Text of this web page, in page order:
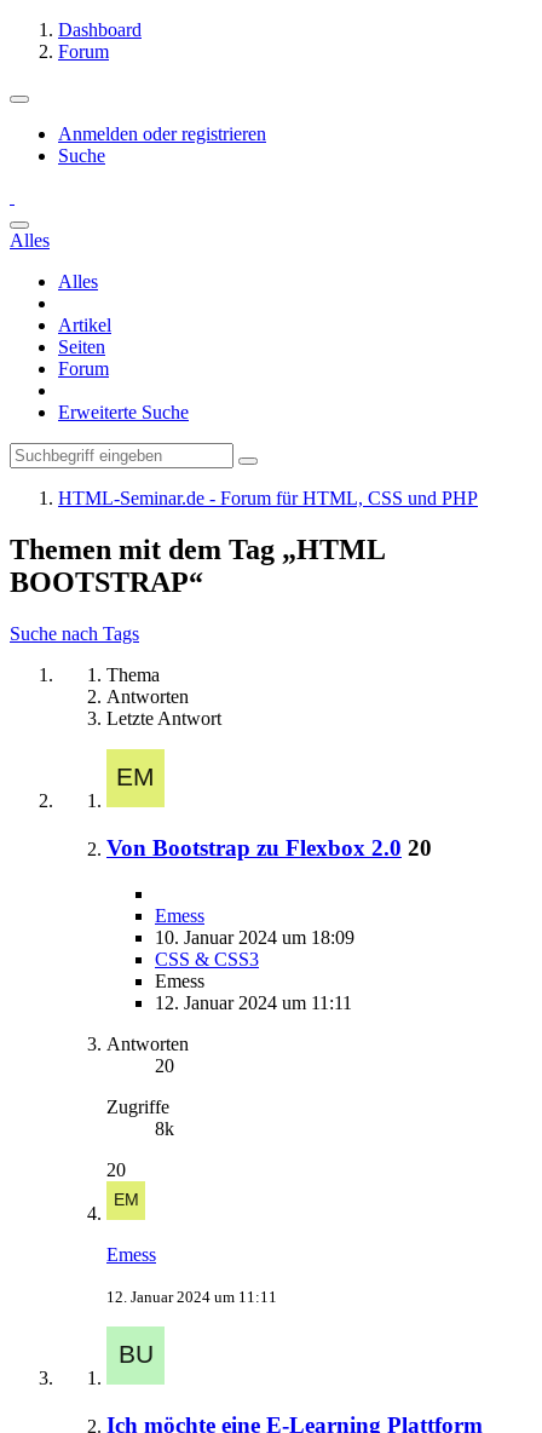
Dashboard
Forum
Anmelden oder registrieren
Suche
Alles
Alles
Artikel
Seiten
Forum
Erweiterte Suche
HTML-Seminar.de - Forum für HTML, CSS und PHP
Themen mit dem Tag „HTML
BOOTSTRAP“
Suche nach Tags
Thema
Antworten
Letzte Antwort
Von Bootstrap zu Flexbox 2.0 20
Emess
10. Januar 2024 um 18:09
CSS & CSS3
Emess
12. Januar 2024 um 11:11
Antworten
20
Zugriffe
8k
20
Emess
12. Januar 2024 um 11:11
Ich möchte eine E-Learning Plattform